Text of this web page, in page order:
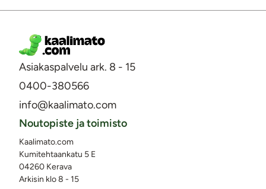
Asiakaspalvelu ark. 8 - 15
0400-380566
info@kaalimato.com
Noutopiste ja toimisto
Kaalimato.com
Kumitehtaankatu 5 E
04260 Kerava
Arkisin klo 8 - 15